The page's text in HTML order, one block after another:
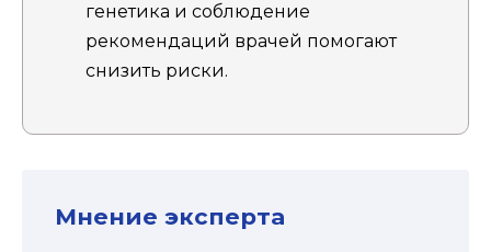
генетика и соблюдение
рекомендаций врачей помогают
снизить риски.
Мнение эксперта